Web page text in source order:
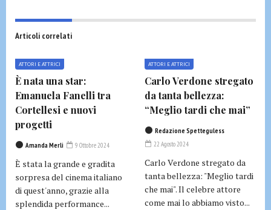
Articoli correlati
ATTORI E ATTRICI
È nata una star:
Emanuela Fanelli tra
Cortellesi e nuovi
progetti
Amanda Merli 9 Ottobre 2024
È stata la grande e gradita
sorpresa del cinema italiano
di quest'anno, grazie alla
splendida performance...
ATTORI E ATTRICI
Carlo Verdone stregato
da tanta bellezza:
“Meglio tardi che mai”
Redazione Spetteguless
22 Agosto 2024
Carlo Verdone stregato da
tanta bellezza: "Meglio tardi
che mai". Il celebre attore
come mai lo abbiamo visto...